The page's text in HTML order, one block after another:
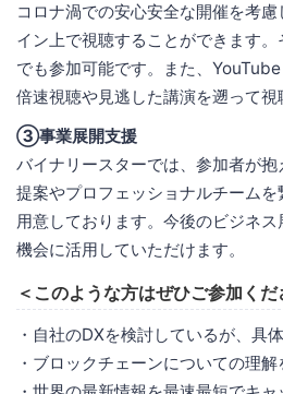
コロナ渦での安心安全な開催を考
イン上で視聴することができます
でも参加可能です。また、
倍速視聴や見逃した講演を遡って視
③事業展開支援
バイナリースターでは、参加者が
提案やプロフェッショナルチーム
用意しております。今後のビジネ
機会に活用していただけます。
＜このような方はぜひご参加くだ
・自社のDXを検討しているが、具
・ブロックチェーンについての理